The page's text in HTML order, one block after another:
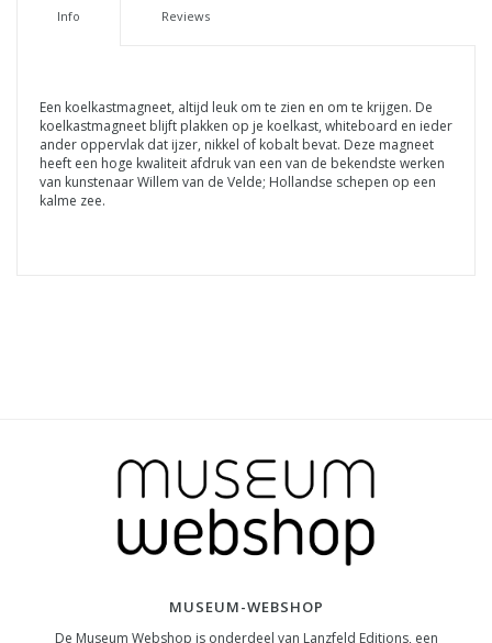
Info Reviews
Een koelkastmagneet, altijd leuk om te zien en om te krijgen. De
koelkastmagneet blijft plakken op je koelkast, whiteboard en ieder
ander oppervlak dat ijzer, nikkel of kobalt bevat. Deze magneet
heeft een hoge kwaliteit afdruk van een van de bekendste werken
van kunstenaar Willem van de Velde; Hollandse schepen op een
kalme zee.
MUSEUM-WEBSHOP
De Museum Webshop is onderdeel van Lanzfeld Editions, een